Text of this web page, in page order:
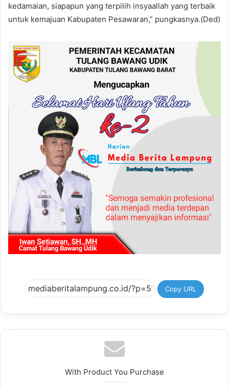
kedamaian, siapapun yang terpilih insyaallah yang terbaik
untuk kemajuan Kabupaten Pesawaran,” pungkasnya.(Ded)
Copy URL
With Product You Purchase